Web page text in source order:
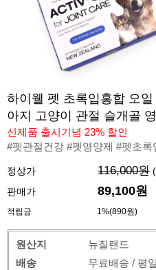
하이웰 펫 초록입홍합 오
아지 고양이 관절 슬개골
신제품 출시기념 23% 할인
#펫관절건강 #펫영양제 #펫초록
정상가 116,000원 (
판매가
89,100원
적립금 1%(890원)
원산지
뉴질랜드
배송
무료배송 / 평